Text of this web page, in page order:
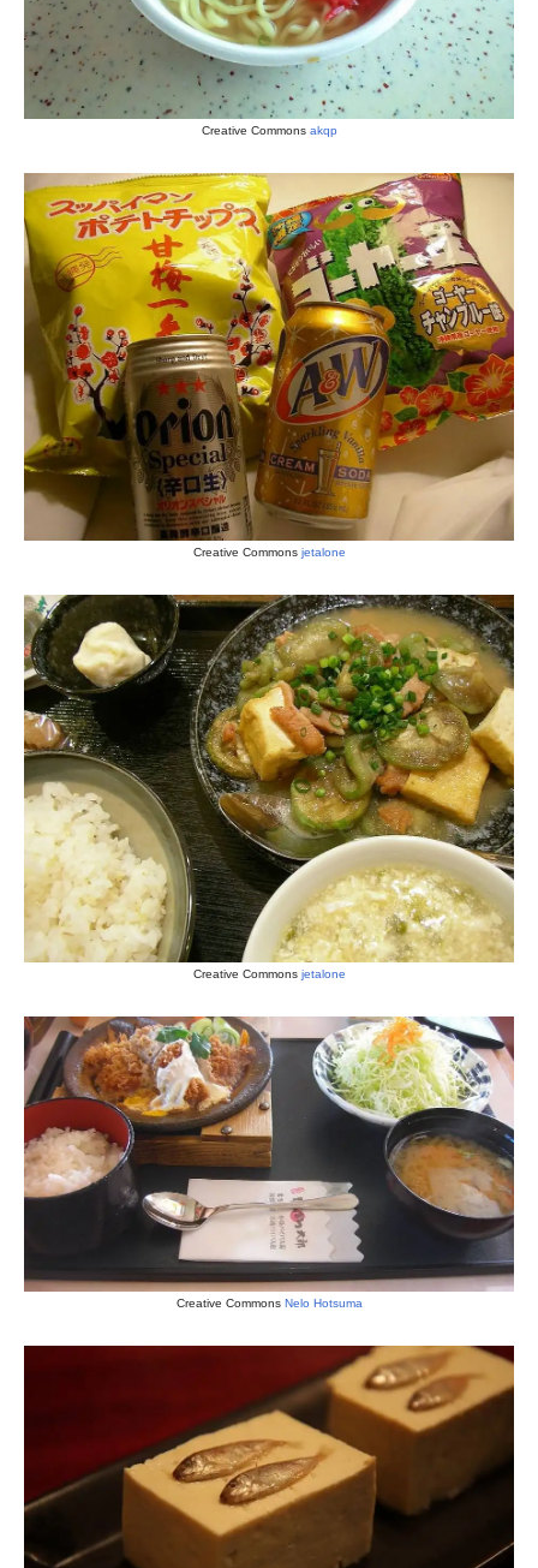
Creative Commons akqp
Creative Commons jetalone
Creative Commons jetalone
Creative Commons Nelo Hotsuma